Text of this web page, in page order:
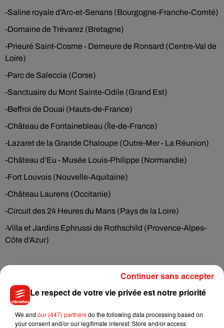
-Saline royale d’Arc-et-Senans (Bourgogne-Franche-Comté)
-Domaine de Trévarez (Bretagne)
-Prieuré Saint-Cosme - Demeure de Ronsard (Centre-Val de
Loire)
-Parc de Saleccia (Corse)
-Sanctuaire du Mont Sainte-Odile (Grand Est)
-Beffroi de Douai (Hauts-de-France)
-Château de Fontainebleau (Île-de-France)
-Lazaret de la Grande Chaloupe (Outre-Mer - La Réunion)
-Château d’Eu - Musée Louis-Philippe (Normandie)
-Fort Louvois (Nouvelle-Aquitaine)
-Château Laurens (Occitanie)
-Circuit des 24 Heures du Mans (Pays de la Loire)
-Villa et Jardins Ephrussi de Rothschild (Provence-Alpes-
Côte d’Azur)
Dès 10h ce vendredi 12 juillet, il sera possible de voter surle
site de France Télévisions
jusqu'au 24 juillet. Le lauréat sera dévoilé lors des journées
Le respect de votre vie privée est notre priorité
We and our (447) partnersdo the following data processing based on
your consent and/or our legitimate interest: Store and/or access
Continuer sans accepter